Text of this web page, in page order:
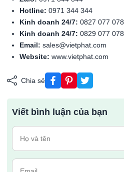
Hotline: 0971 344 344
Kinh doanh 24/7: 0827 077 078
Kinh doanh 24/7: 0829 077 078
Email: sales@vietphat.com
Website: www.vietphat.com
Chia sẻ
Viết bình luận của bạn